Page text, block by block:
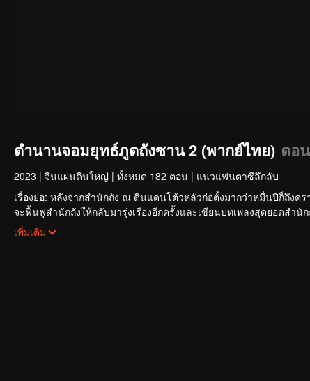
ตำนานจอมยุทธ์ภูตถังซาน 2 (พากย์ไทย) ตอ
2023 | จีนแผ่นดินใหญ่ | ทั้งหมด 182 ตอน | แนวแฟนตาซีลึกลับ
เรื่องย่อ: หลังจากสำนักถัง ณ ดินแดนโต้วหลัวก่อตั้งมากว่าหมื่นปีก็ถึงค
จะฟื้นฟูสำนักถังให้กลับมารุ่งเรืองอีกครั้งและเขียนบทเพลงสุดยอดสำนัก
เทพศักดิ์สิทธิ์แห่งวิญญาณ สัตว์วิญญาณล้านปีที่มือกุมอาทิตย์และจันทรา
เพิ่มเติม